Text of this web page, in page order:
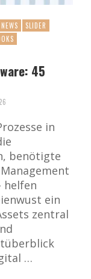
NEWS
SLIDER
45
in
benötigte
helfen
ein
zentral
…